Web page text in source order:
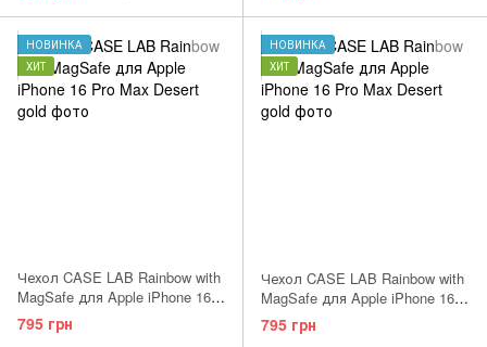
НОВИНКА
ХИТ
Чехол CASE LAB Rainbow with
MagSafe для Apple iPhone 16
Pro Max Desert gold
795 грн
НОВИНКА
ХИТ
Чехол CASE LAB Rainbow with
MagSafe для Apple iPhone 16
Pro Max Gray
795 грн